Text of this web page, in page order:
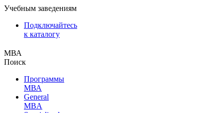
Учебным заведениям
Подключайтесь
к каталогу
МВА
Поиск
Программы
МВА
General
MBA